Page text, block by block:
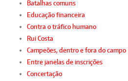
Batalhas comuns
Educação financeira
Contra o tráfico humano
Rui Costa
Campeões, dentro e fora do campo
Entre janelas de inscrições
Concertação